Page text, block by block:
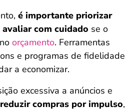
é importante priorizar
com cuidado se o
orçamento. Ferramentas
e programas de fidelidade
a economizar.
excessiva a anúncios e
compras por impulso,